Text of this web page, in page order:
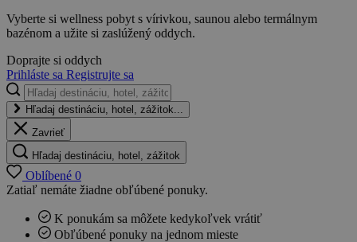
Vyberte si wellness pobyt s vírivkou, saunou alebo termálnym
bazénom a užite si zaslúžený oddych.
Doprajte si oddych
Prihláste sa Registrujte sa
Hľadaj destináciu, hotel, zážitok...
Zavrieť
Hľadaj destináciu, hotel, zážitok
Oblíbené 0
Zatiaľ nemáte žiadne obľúbené ponuky.
K ponukám sa môžete kedykoľvek vrátiť
Obľúbené ponuky na jednom mieste